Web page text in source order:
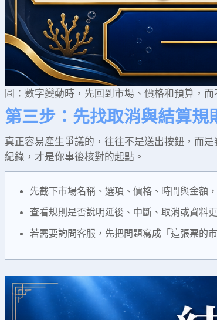
圖：數字變動時，先回到市場、價格和預算，而
第三步：先找取消與結算
真正容易產生爭議的，往往不是送出按鈕，而
紀錄，才是你事後核對的起點。
先截下市場名稱、選項、價格、時間與金額
查看規則是否說明延後、中斷、取消或資料
若需要詢問客服，先把問題寫成「這張票的